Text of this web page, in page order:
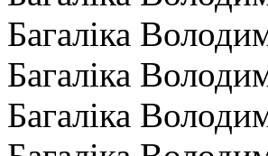
Багаліка
Багаліка
Багаліка